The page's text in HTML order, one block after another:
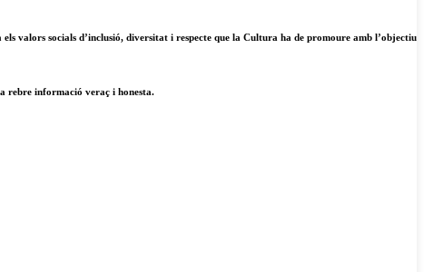
valors socials d’inclusió, diversitat i respecte que la Cultura ha de promoure amb l’objectiu
rebre informació veraç i honesta.